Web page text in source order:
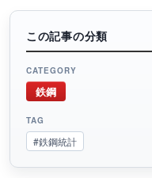
この記事の分類
CATEGORY
鉄鋼
TAG
#鉄鋼統計